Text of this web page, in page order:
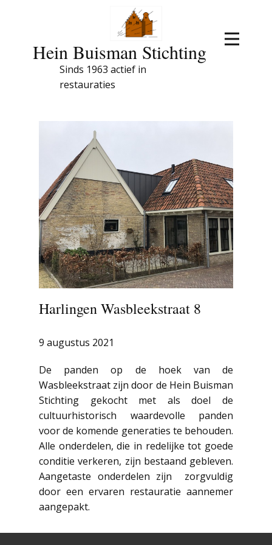
Hein Buisman Stichting
Sinds 1963 actief in
restauraties
Harlingen Wasbleekstraat 8
9 augustus 2021
De panden op de hoek van de
Wasbleekstraat zijn door de Hein Buisman
Stichting gekocht met als doel de
cultuurhistorisch waardevolle panden
voor de komende generaties te behouden.
Alle onderdelen, die in redelijke tot goede
conditie verkeren, zijn bestaand gebleven.
Aangetaste onderdelen zijn zorgvuldig
door een ervaren restauratie aannemer
aangepakt.